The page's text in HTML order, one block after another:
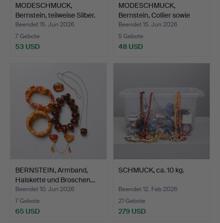
MODESCHMUCK,
Bernstein, teilweise Silber.
Beendet 15. Jun 2026
7 Gebote
53 USD
MODESCHMUCK,
Bernstein, Collier sowie
Armb…
Beendet 15. Jun 2026
5 Gebote
48 USD
BERNSTEIN, Armband,
Halskette und Broschen…
Beendet 10. Jun 2026
7 Gebote
65 USD
SCHMUCK, ca. 10 kg.
Beendet 12. Feb 2026
21 Gebote
279 USD